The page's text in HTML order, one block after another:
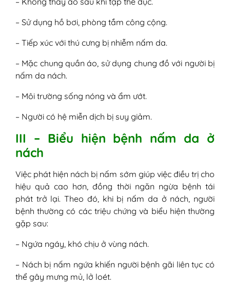
– Sử dụng hồ bơi, phòng tắm công cộng.
– Tiếp xúc với thú cưng bị nhiễm nấm da.
– Mặc chung quần áo, sử dụng chung đồ với người bị
nấm da nách.
– Môi trường sống nóng và ẩm ướt.
– Người có hệ miễn dịch bị suy giảm.
III – Biểu hiện bệnh nấm da ở
nách
Việc phát hiện nách bị nấm sớm giúp việc điều trị cho
hiệu quả cao hơn, đồng thời ngăn ngừa bệnh tái
phát trở lại. Theo đó, khi bị nấm da ở nách, người
bệnh thường có các triệu chứng và biểu hiện thường
gặp sau:
– Ngứa ngáy, khó chịu ở vùng nách.
– Nách bị nấm ngứa khiến người bệnh gãi liên tục có
thể gây mưng mủ, lở loét.